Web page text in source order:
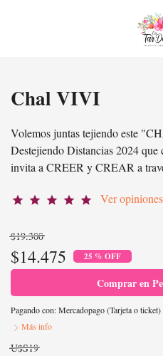
Chal VIVI
Volemos juntas tejiendo este
Destejiendo Distancias 2024
invita a CREER y CREAR a
star star star star star Ver
$19.300
$14.475 25 % OFF
Comprar en
Pagando con:Mercadopago (Tarjeta o ticket)
Más info
U$S19